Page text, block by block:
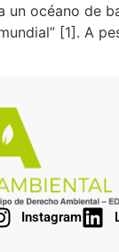
océano de
[1]. A
Instagram